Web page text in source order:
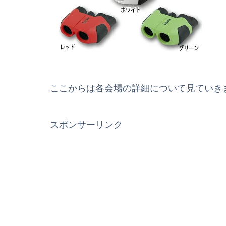
ここからは各会場の詳細について見ていき
スポンサーリンク